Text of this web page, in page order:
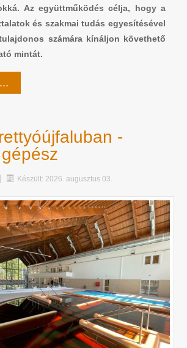
Az együttműködés célja, hogy a
és szakmai tudás egyesítésével
számára kínáljon követhető
mintát.
-
Készült: 2026. augusztus 03.